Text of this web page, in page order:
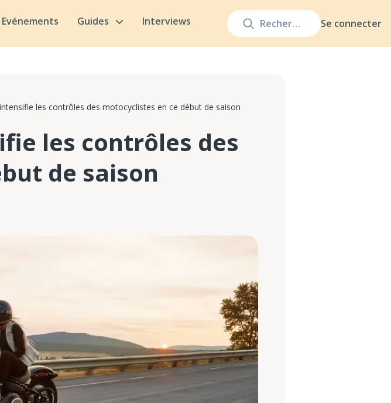
Se connecter
Evénements Guides Interviews
les contrôles des motocyclistes en ce début de saison
les contrôles des
de saison